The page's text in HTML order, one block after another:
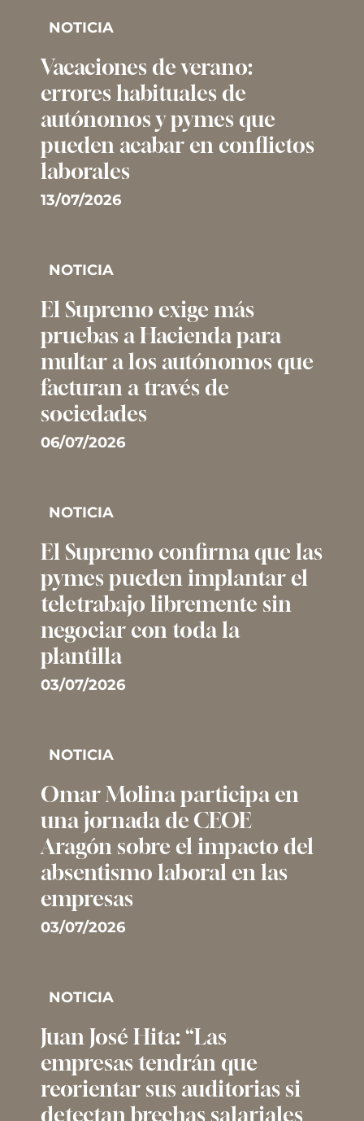
NOTICIA
Vacaciones de verano:
errores habituales de
autónomos y pymes que
pueden acabar en conflictos
laborales
13/07/2026
NOTICIA
El Supremo exige más
pruebas a Hacienda para
multar a los autónomos que
facturan a través de
sociedades
06/07/2026
NOTICIA
El Supremo confirma que las
pymes pueden implantar el
teletrabajo libremente sin
negociar con toda la
plantilla
03/07/2026
NOTICIA
Omar Molina participa en
una jornada de CEOE
Aragón sobre el impacto del
absentismo laboral en las
empresas
03/07/2026
NOTICIA
Juan José Hita: “Las
empresas tendrán que
reorientar sus auditorias si
detectan brechas salariales